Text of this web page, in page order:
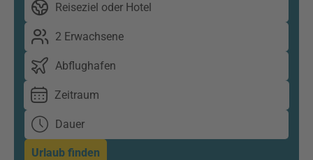
Reiseziel oder Hotel
2 Erwachsene
Abflughafen
Zeitraum
Dauer
Urlaub finden